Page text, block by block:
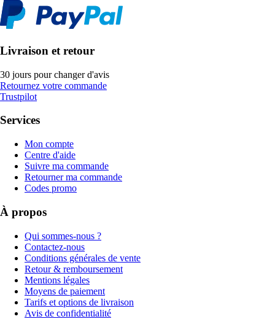
Livraison et retour
30 jours pour changer d'avis
Retournez votre commande
Trustpilot
Services
Mon compte
Centre d'aide
Suivre ma commande
Retourner ma commande
Codes promo
À propos
Qui sommes-nous ?
Contactez-nous
Conditions générales de vente
Retour & remboursement
Mentions légales
Moyens de paiement
Tarifs et options de livraison
Avis de confidentialité